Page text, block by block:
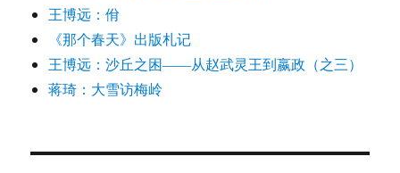
王博远：佾
《那个春天》出版札记
王博远：沙丘之困——从赵武灵王到嬴政（之三）
蒋琦：大雪访梅岭